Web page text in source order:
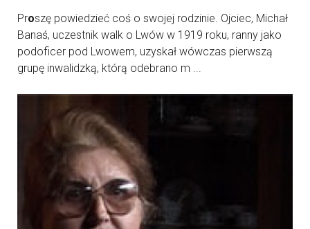
Proszę powiedzieć coś o swojej rodzinie. Ojciec, Michał
Banaś, uczestnik walk o Lwów w 1919 roku, ranny jako
podoficer pod Lwowem, uzyskał wówczas pierwszą
grupę inwalidzką, którą odebrano m ...